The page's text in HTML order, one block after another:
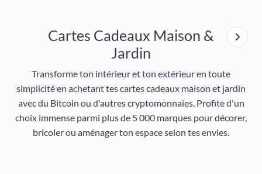
Cartes Cadeaux Maison &
Jardin
Transforme ton intérieur et ton extérieur en toute
simplicité en achetant tes cartes cadeaux maison et jardin
avec du Bitcoin ou d'autres cryptomonnaies. Profite d'un
choix immense parmi plus de 5 000 marques pour décorer,
bricoler ou aménager ton espace selon tes envies.